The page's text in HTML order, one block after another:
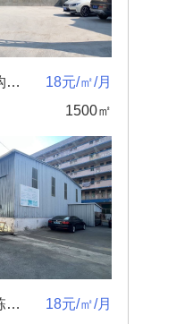
东城余屋新出钢构独院1500方急租
18元/㎡/月
1500㎡
东城温塘空出独栋钢构厂房520方
18元/㎡/月